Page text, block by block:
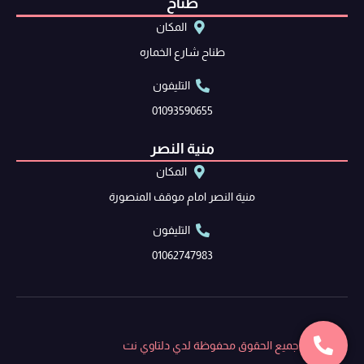
طناح
المكان
طناح شارع الخماره
التليفون
01093590655
منية النصر
المكان
منية النصر امام موقف المنصورة
التليفون
01062747983
جميع الحقوق محفوظة لدي دلتاوي نت